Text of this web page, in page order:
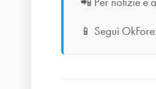
📱 Segui